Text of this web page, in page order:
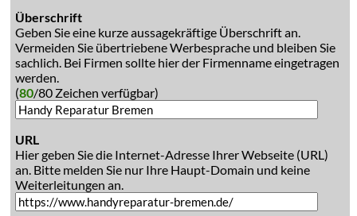
Überschrift
Geben Sie eine kurze aussagekräftige Überschrift an.
Vermeiden Sie übertriebene Werbesprache und bleiben Sie
sachlich. Bei Firmen sollte hier der Firmenname eingetragen
werden.
(80/80 Zeichen verfügbar)
URL
Hier geben Sie die Internet-Adresse Ihrer Webseite (URL)
an. Bitte melden Sie nur Ihre Haupt-Domain und keine
Weiterleitungen an.